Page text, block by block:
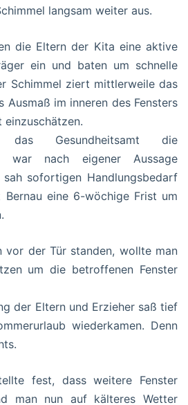
langsam weiter aus.
die Eltern der Kita eine aktive
ein und baten um schnelle
Schimmel ziert mittlerweile das
Ausmaß im inneren des Fensters
das Gesundheitsamt die
war nach eigener Aussage
sofortigen Handlungsbedarf
eine 6-wöchige Frist um
vor der Tür standen, wollte man
um die betroffenen Fenster
der Eltern und Erzieher saß tief
wiederkamen. Denn
fest, dass weitere Fenster
man nun auf kälteres Wetter